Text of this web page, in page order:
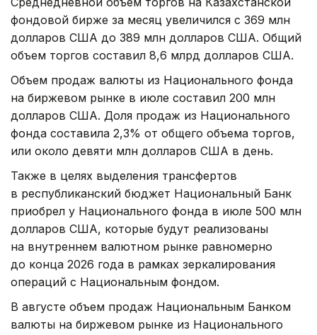
фондовой бирже за месяц увеличился с 369 млн
долларов США до 389 млн долларов США. Общий
объем торгов составил 8,6 млрд долларов США.
Объем продаж валюты из Национального фонда
на биржевом рынке в июле составил 200 млн
долларов США. Доля продаж из Национального
фонда составила 2,3% от общего объема торгов,
или около девяти млн долларов США в день.
Также в целях выделения трансфертов
в республиканский бюджет Национальный Банк
приобрел у Национального фонда в июле 500 млн
долларов США, которые будут реализованы
на внутреннем валютном рынке равномерно
до конца 2026 года в рамках зеркалирования
операций с Национальным фондом.
В августе объем продаж Национальным Банком
валюты на биржевом рынке из Национального